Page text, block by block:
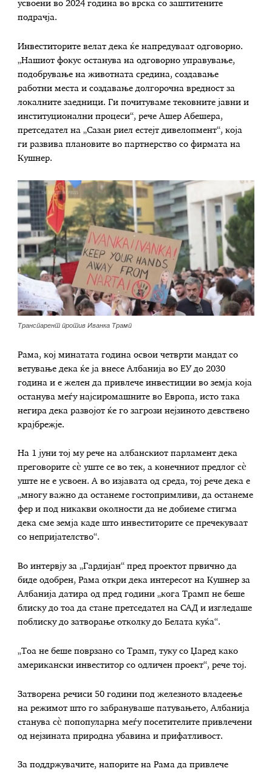
усвоени во 2024 година во врска со заштитените
подрачја.
Инвеститорите велат дека ќе напредуваат одговорно.
„Нашиот фокус останува на одговорно управување,
подобрување на животната средина, создавање
работни места и создавање долгорочна вредност за
локалните заедници. Ги почитуваме тековните јавни и
институционални процеси“, рече Ашер Абешера,
претседател на „Сазан риел естејт дивелопмент“, која
ги развива плановите во партнерство со фирмата на
Кушнер.
Транспарент против Иванка Трамп
Рама, кој минатата година освои четврти мандат со
ветување дека ќе ја внесе Албанија во ЕУ до 2030
година и е желен да привлече инвестиции во земја која
останува меѓу најсиромашните во Европа, исто така
негира дека развојот ќе го загрози нејзиното девствено
крајбрежје.
На 1 јуни тој му рече на албанскиот парламент дека
преговорите сѐ уште се во тек, а конечниот предлог сè
уште не е усвоен. А во изјавата од среда, тој рече дека е
„многу важно да останеме гостопримливи, да останеме
фер и под никакви околности да не добиеме стигма
дека сме земја каде што инвеститорите се пречекуваат
со непријателство“.
Во интервју за „Гардијан“ пред проектот првично да
биде одобрен, Рама откри дека интересот на Кушнер за
Албанија датира од пред години „кога Трамп не беше
блиску до тоа да стане претседател на САД и изгледаше
поблиску до затворање отколку до Белата куќа“.
„Тоа не беше поврзано со Трамп, туку со Џаред како
американски инвеститор со одличен проект“, рече тој.
Затворена речиси 50 години под железното владеење
на режимот што го забрануваше патувањето, Албанија
станува сè попопуларна меѓу посетителите привлечени
од нејзината природна убавина и прифатливост.
За поддржувачите, напорите на Рама да привлече